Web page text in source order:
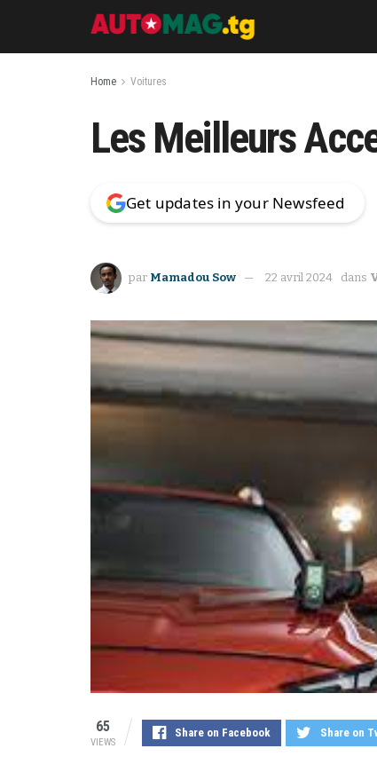
Home Voitures
Les Meilleurs
Get updates in your Newsfeed
par Mamadou Sow 22 avril 2024 dans
65
VIEWS
Share on Facebook Share on